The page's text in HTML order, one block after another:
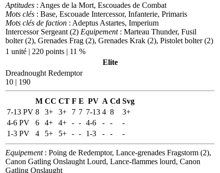
Aptitudes : Anges de la Mort, Escouades de Combat
Mots clés : Base, Escouade Intercessor, Infanterie, Primaris
Mots clés de faction : Adeptus Astartes, Imperium
Intercessor Sergeant (2) Equipement: Marteau Thunder, Fusil
bolter (2), Grenades Frag (2), Grenades Krak (2), Pistolet bolter (2)
1 unité | 220 points | 11 %
Elite
Dreadnought Redemptor
10 | 190
M CC CT F E PV A Cd Svg
7-13 PV 8 3+ 3+ 7 7 7-13 4 8
3+
4-6 PV
6 4+ 4+ - - 4-6 - -
-
1-3 PV
4 5+ 5+ - - 1-3 - - -
Equipement: Poing de Redemptor, Lance-grenades Fragstorm (2),
Canon Gatling Onslaught Lourd, Lance-flammes lourd, Canon
Gatling Onslaught